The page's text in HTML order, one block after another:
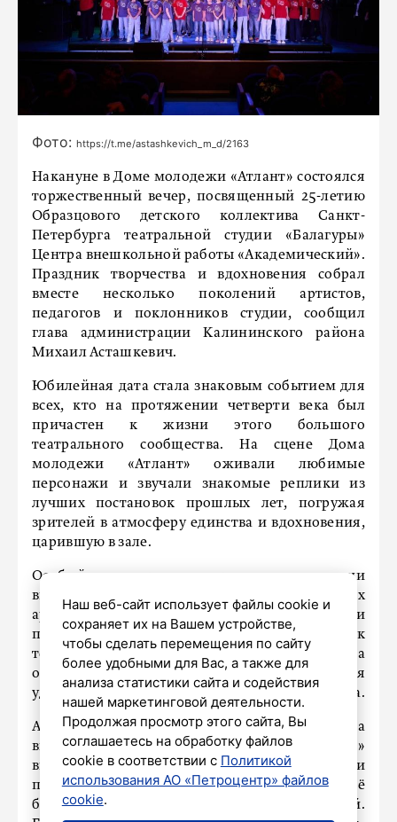
Фото: https://t.me/astashkevich_m_d/2163
Накануне в Доме молодежи «Атлант» состоялся
торжественный вечер, посвященный 25-летию
Образцового детского коллектива Санкт-
Петербурга театральной студии «Балагуры»
Центра внешкольной работы «Академический».
Праздник творчества и вдохновения собрал
вместе несколько поколений артистов,
педагогов и поклонников студии, сообщил
глава администрации Калининского района
Михаил Асташкевич.
Юбилейная дата стала знаковым событием для
всех, кто на протяжении четверти века был
причастен к жизни этого большого
театрального сообщества. На сцене Дома
молодежи «Атлант» оживали любимые
персонажи и звучали знакомые реплики из
лучших постановок прошлых лет, погружая
зрителей в атмосферу единства и вдохновения,
царившую в зале.
Особый восторг и трогательные эмоции
вызвало выступление родителей юных
артистов. Впервые выйдя на сцену, они
продемонстрировали, что настоящая любовь к
театру не знает возрастных границ и способна
объединять целые поколения, создавая
удивительную атмосферу семейного праздника.
Администрация Дома молодежи и Центра
внешкольной работы «Академический»
выразили глубокую благодарность и
признательность педагогам студии и её
бессменному руководителю Ирине Шейкиной.
Наш веб-сайт использует файлы cookie и
сохраняет их на Вашем устройстве,
чтобы сделать перемещения по сайту
более удобными для Вас, а также для
анализа статистики сайта и содействия
нашей маркетинговой деятельности.
Продолжая просмотр этого сайта, Вы
соглашаетесь на обработку файлов
cookie в соответствии с Политикой
использования АО «Петроцентр» файлов
cookie.